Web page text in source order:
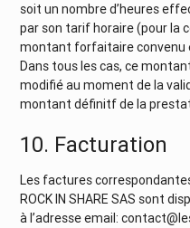
soit un nombre d’heures
par son tarif horaire (pour la
montant forfaitaire convenu
Dans tous les cas, ce
modifié au moment de la
montant définitf de la
10. Facturation
Les factures
ROCK IN SHARE SAS sont
à l’adresse email: